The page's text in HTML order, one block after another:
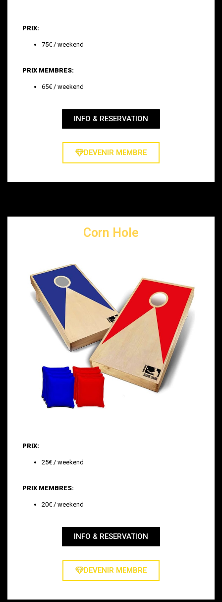
PRIX:
75€ / weekend
PRIX MEMBRES:
65€ / weekend
INFO & RESERVATION
DEVENIR MEMBRE
Corn Hole
PRIX:
25€ / weekend
PRIX MEMBRES:
20€ / weekend
INFO & RESERVATION
DEVENIR MEMBRE